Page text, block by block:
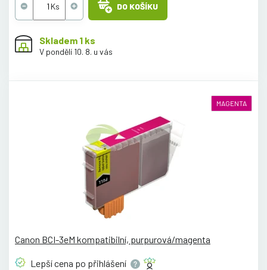
DO KOŠÍKU
Skladem 1 ks
V pondělí 10. 8. u vás
MAGENTA
Canon BCI-3eM kompatibilní, purpurová/magenta
Lepší cena po přihlášení